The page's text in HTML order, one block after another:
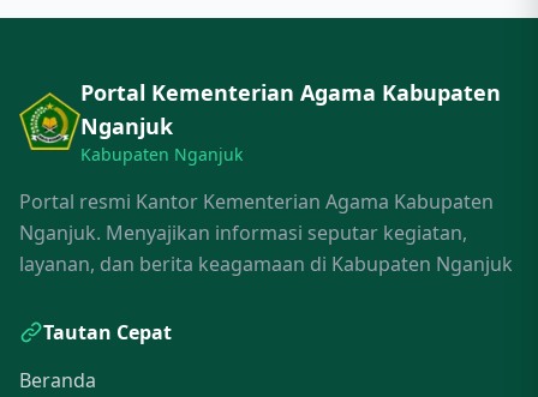
Portal Kementerian Agama Kabupaten
Nganjuk
Kabupaten Nganjuk
Portal resmi Kantor Kementerian Agama Kabupaten
Nganjuk. Menyajikan informasi seputar kegiatan,
layanan, dan berita keagamaan di Kabupaten Nganjuk
Tautan Cepat
Beranda